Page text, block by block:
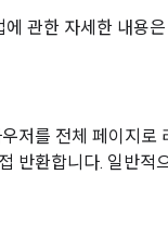
에 관한 자세한 내용은
저를 전체 페이지
반환합니다. 일반